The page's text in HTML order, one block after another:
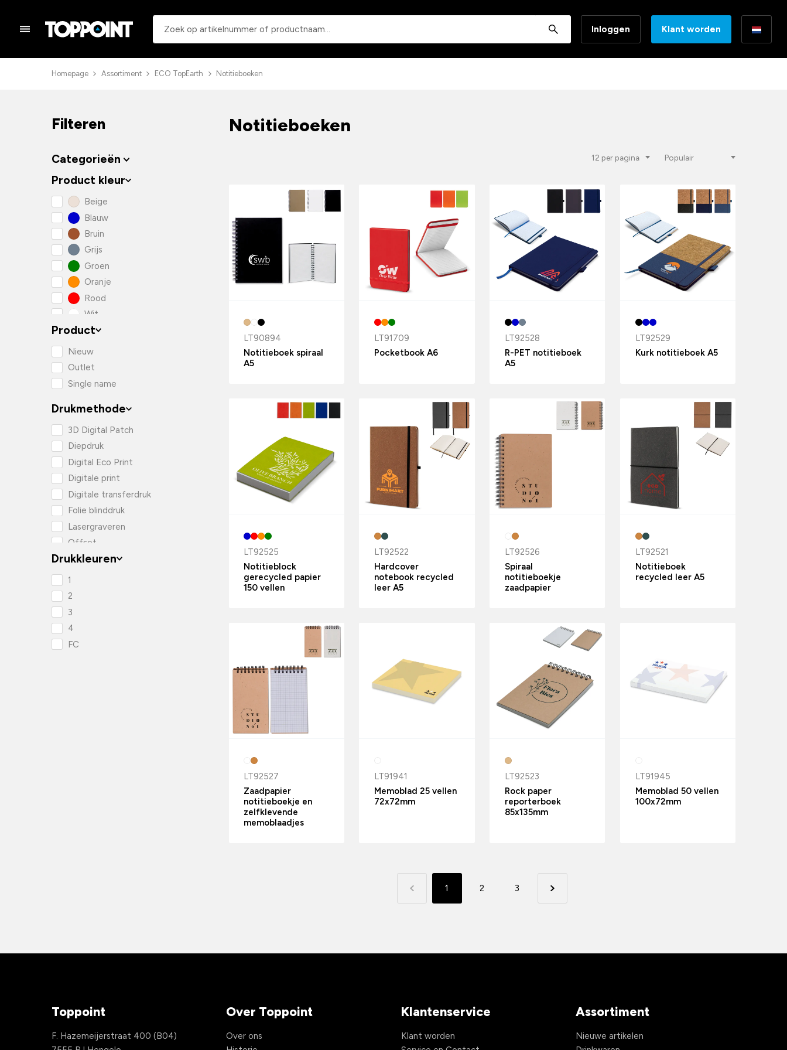
Inloggen Klant worden
Homepage Assortiment ECO TopEarth Notitieboeken
Notitieboeken
LT90894
Notitieboek spiraal
A5
LT91709
Pocketbook A6
LT92528
R-PET notitieboek
A5
LT92529
Kurk notitieboek A5
LT92525
Notitieblock
gerecycled papier
150 vellen
LT92522
Hardcover
notebook recycled
leer A5
LT92526
Spiraal
notitieboekje
zaadpapier
LT92521
Notitieboek
recycled leer A5
LT92527
Zaadpapier
notitieboekje en
zelfklevende
memoblaadjes
LT91941
Memoblad 25 vellen
72x72mm
LT92523
Rock paper
reporterboek
85x135mm
LT91945
Memoblad 50 vellen
100x72mm
1 2 3
Filteren
Categorieën
Product kleur
Beige
Blauw
Bruin
Grijs
Groen
Oranje
Rood
Wit
Zwart
Product
Nieuw
Outlet
Single name
Drukmethode
3D Digital Patch
Diepdruk
Digital Eco Print
Digitale print
Digitale transferdruk
Folie blinddruk
Lasergraveren
Offset
Tampondruk
Zeefdruk
Zeefdruk transfer
Drukkleuren
1
2
3
4
FC
Toppoint
F. Hazemeijerstraat 400 (B04)
Over Toppoint
Over ons
Klantenservice
Klant worden
Assortiment
Nieuwe artikelen